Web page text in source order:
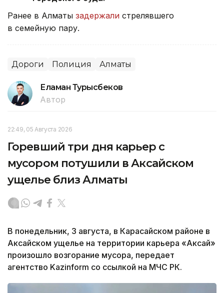
Ранее в Алматы задержали стрелявшего
в семейную пару.
Дороги Полиция Алматы
Еламан Турысбеков
Автор
22:49, 05 Августа 2026
Горевший три дня карьер с
мусором потушили в Аксайском
ущелье близ Алматы
В понедельник, 3 августа, в Карасайском районе в
Аксайском ущелье на территории карьера «Аксай»
произошло возгорание мусора, передает
агентство Kazinform со ссылкой на МЧС РК.